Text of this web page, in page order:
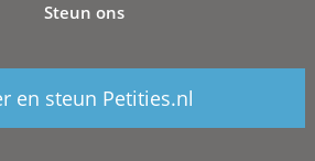
Steun ons
en steun Petities.nl